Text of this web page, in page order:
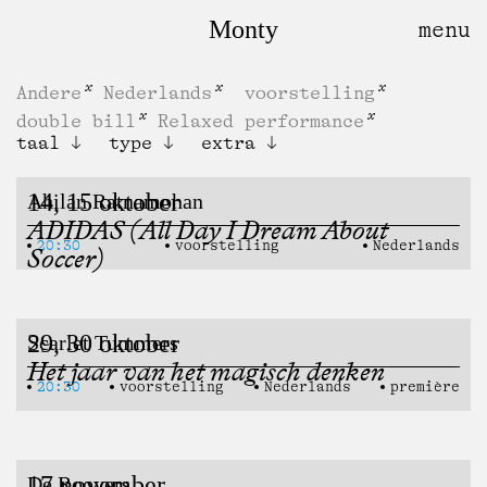
Monty
Andere Nederlands
voorstelling
double bill
Relaxed performance
taal
type extra
14, 15 oktober
ADIDAS (All Day I Dream About
Soccer)
Ahilan Ratnamohan
20:30 voorstelling Nederlands
29, 30 oktober
Het jaar van het magisch denken
Scarlet Tummers
20:30 voorstelling Nederlands première